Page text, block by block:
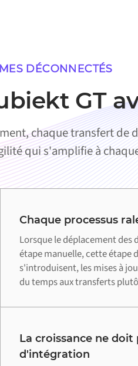
DÉCONNECTÉS
GT
chaque transfert de
qui s'amplifie à
Chaque processus
Lorsque le déplacement des
étape manuelle, cette étape
s'introduisent, les mises à
du temps aux transferts
La croissance ne
d'intégration